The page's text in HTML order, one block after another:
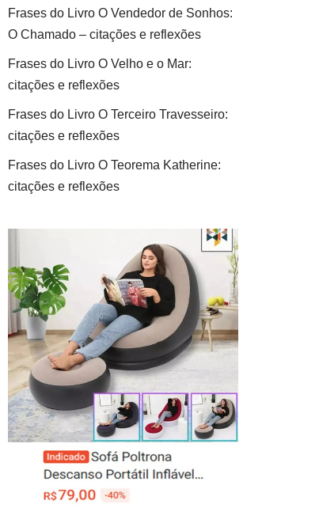
Frases do Livro O Vendedor de Sonhos:
O Chamado – citações e reflexões
Frases do Livro O Velho e o Mar:
citações e reflexões
Frases do Livro O Terceiro Travesseiro:
citações e reflexões
Frases do Livro O Teorema Katherine:
citações e reflexões